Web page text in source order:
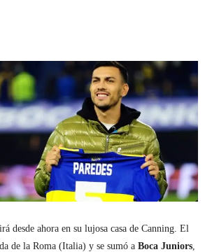
desde ahora en su lujosa casa de Canning. El
de la Roma (Italia) y se sumó a Boca Juniors